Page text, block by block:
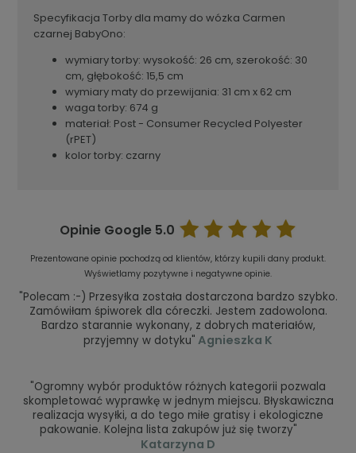
Specyfikacja Torby dla mamy do wózka Carmen
czarnej BabyOno:
wymiary torby: wysokość: 26 cm, szerokość: 30
cm, głębokość: 15,5 cm
wymiary maty do przewijania: 31 cm x 62 cm
waga torby: 674 g
materiał: Post - Consumer Recycled Polyester
(rPET)
kolor torby: czarny
Opinie Google5.0
Prezentowane opinie pochodzą od klientów, którzy kupili dany produkt.
Wyświetlamy pozytywne i negatywne opinie.
"Polecam :-) Przesyłka została dostarczona bardzo szybko.
Zamówiłam śpiworek dla córeczki. Jestem zadowolona.
Bardzo starannie wykonany, z dobrych materiałów,
przyjemny w dotyku" Agnieszka K
"Ogromny wybór produktów różnych kategorii pozwala
skompletować wyprawkę w jednym miejscu. Błyskawiczna
realizacja wysyłki, a do tego miłe gratisy i ekologiczne
pakowanie. Kolejna lista zakupów już się tworzy"
Katarzyna D